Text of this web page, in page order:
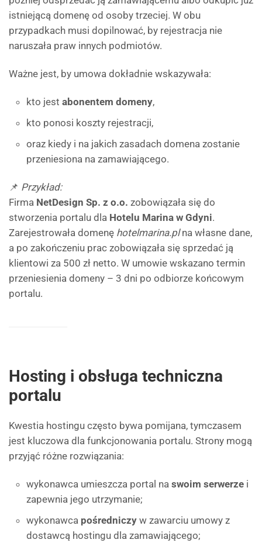
istniejącą domenę od osoby trzeciej. W obu
przypadkach musi dopilnować, by rejestracja nie
naruszała praw innych podmiotów.
Ważne jest, by umowa dokładnie wskazywała:
kto jest abonentem domeny,
kto ponosi koszty rejestracji,
oraz kiedy i na jakich zasadach domena zostanie
przeniesiona na zamawiającego.
📌 Przykład:
Firma NetDesign Sp. z o.o. zobowiązała się do
stworzenia portalu dla Hotelu Marina w Gdyni.
Zarejestrowała domenę hotelmarina.plna własne dane,
a po zakończeniu prac zobowiązała się sprzedać ją
klientowi za 500 zł netto. W umowie wskazano termin
przeniesienia domeny – 3 dni po odbiorze końcowym
portalu.
Hosting i obsługa techniczna
portalu
Kwestia hostingu często bywa pomijana, tymczasem
jest kluczowa dla funkcjonowania portalu. Strony mogą
przyjąć różne rozwiązania:
wykonawca umieszcza portal na swoim serwerze i
zapewnia jego utrzymanie;
wykonawca pośredniczy w zawarciu umowy z
dostawcą hostingu dla zamawiającego;